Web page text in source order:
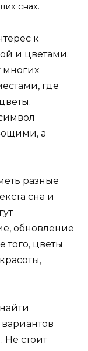
снах.
к
и цветами.
многих
где
а
разные
сна и
обновление
того, цветы
Не стоит